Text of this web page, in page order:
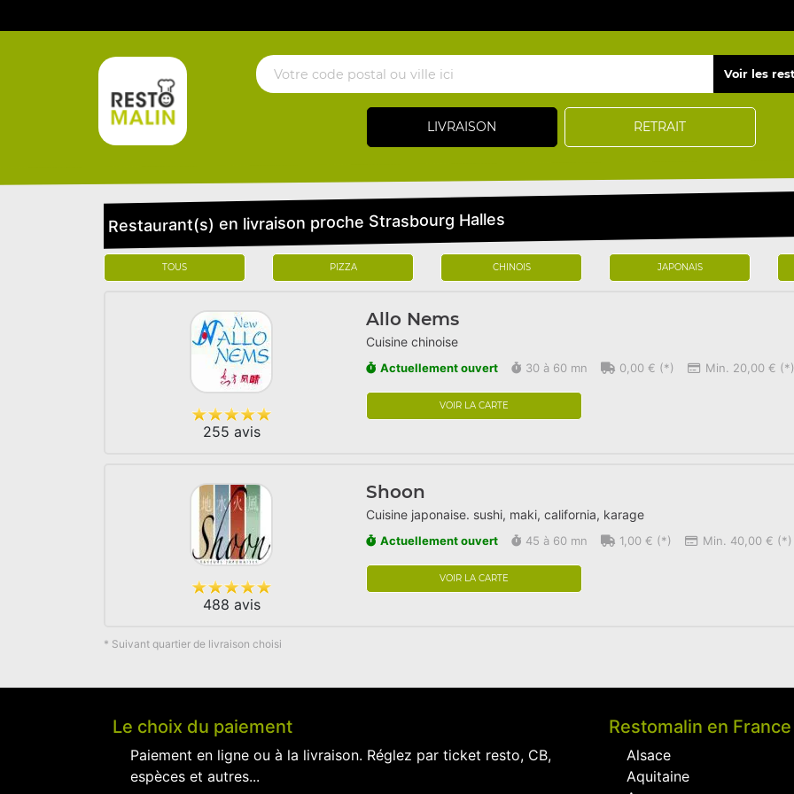
LIVRAISON RETRAIT
Restaurant(s) en livraison proche Strasbourg Halles
TOUS PIZZA CHINOIS JAPONAIS
255 avis
Allo Nems
Cuisine chinoise
Actuellement ouvert 30 à 60 mn 0,00 € (*) Min. 20,00 € (*)
VOIR LA CARTE
488 avis
Shoon
Cuisine japonaise. sushi, maki, california, karage
Actuellement ouvert 45 à 60 mn 1,00 € (*) Min. 40,00 € (*)
VOIR LA CARTE
* Suivant quartier de livraison choisi
Le choix du paiement
Paiement en ligne ou à la livraison. Réglez par ticket resto, CB,
espèces et autres...
Restomalin en France
Alsace
Aquitaine